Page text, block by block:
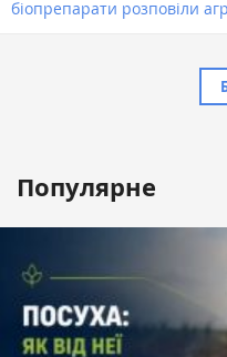
біопрепарати розповіли
Популярне